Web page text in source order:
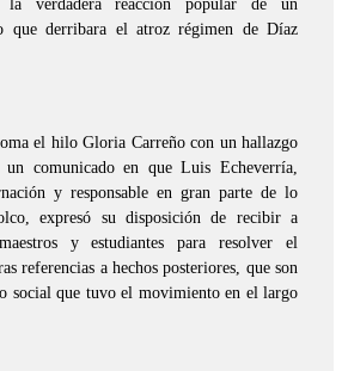
la verdadera reacción popular de un
que derribara el atroz régimen de Díaz
el hilo Gloria Carreño con un hallazgo
comunicado en que Luis Echeverría,
y responsable en gran parte de lo
expresó su disposición de recibir a
y estudiantes para resolver el
referencias a hechos posteriores, que son
social que tuvo el movimiento en el largo